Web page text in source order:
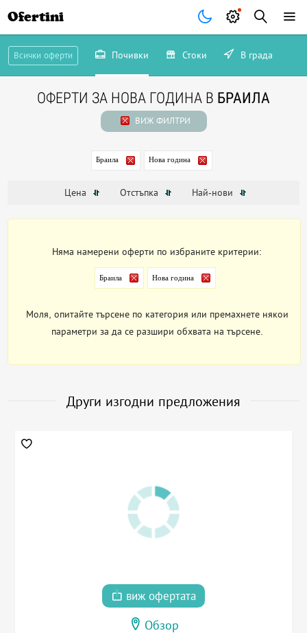
Ofertini
Всички оферти Почивки Стоки В града
ОФЕРТИ ЗА НОВА ГОДИНА В БРАИЛА
ВИЖ ФИЛТРИ
Браила Нова година
Цена Отстъпка Най-нови
Няма намерени оферти по избраните критерии:
Браила Нова година
Моля, опитайте търсене по категория или премахнете някои
параметри за да се разшири обхвата на търсене.
Други изгодни предложения
виж офертата
Обзор